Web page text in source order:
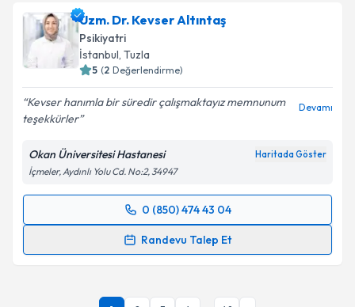
Uzm. Dr. Kevser Altıntaş
Psikiyatri
İstanbul, Tuzla
( Değerlendirme)
Kevser hanımla bir süredir çalışmaktayız memnunum
teşekkürler
Okan Üniversitesi Hastanesi
İçmeler, Aydınlı Yolu Cd. No:2, 34947
0 (850) 474 43 04
Randevu Talep Et
Randevu Takvimi Talebi
oluşturun. Size bu uzmandan randevu almanız için bir